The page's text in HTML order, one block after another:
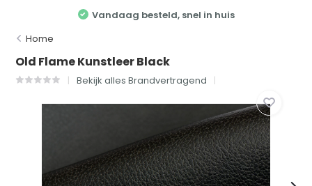
Elke week nieuwe stoffen
Home
Old Flame Kunstleer Black
Bekijk alles Brandvertragend